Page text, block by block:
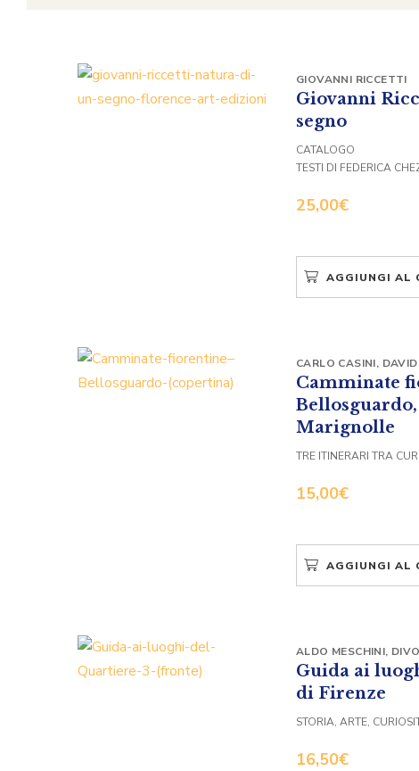
Giovanni
segno
25,00€
GIOVANNI RICCETTI
CATALOGO
TESTI DI FEDERICA
AGGIUNGI AL
Camminate
Marignolle
15,00€
CARLO CASINI,
TRE ITINERARI TRA
AGGIUNGI AL
Guida ai
di Firenze
16,50€
ALDO MESCHINI,
STORIA, ARTE,